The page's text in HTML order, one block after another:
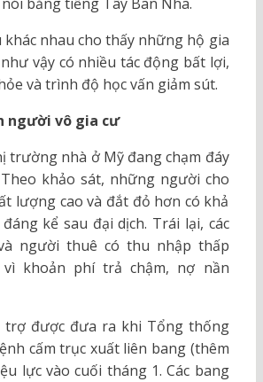
khác nhau cho thấy những hộ gia
vậy có nhiều tác động bất lợi,
và trình độ học vấn giảm sút.
người vô gia cư
trường nhà ở Mỹ đang chạm đáy
khảo sát, những người cho
lượng cao và đắt đỏ hơn có khả
kể sau đại dịch. Trái lại, các
người thuê có thu nhập thấp
khoản phí trả chậm, nợ nần
trợ được đưa ra khi Tổng thống
cấm trục xuất liên bang (thêm
lực vào cuối tháng 1. Các bang